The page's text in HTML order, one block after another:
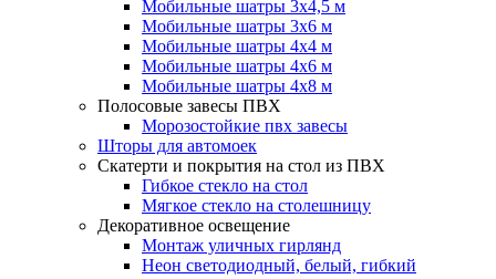
Мобильные шатры 3х4,5 м
Мобильные шатры 3х6 м
Мобильные шатры 4х4 м
Мобильные шатры 4х6 м
Мобильные шатры 4х8 м
Полосовые завесы ПВХ
Морозостойкие пвх завесы
Шторы для автомоек
Скатерти и покрытия на стол из ПВХ
Гибкое стекло на стол
Мягкое стекло на столешницу
Декоративное освещение
Монтаж уличных гирлянд
Неон светодиодный, белый, гибкий